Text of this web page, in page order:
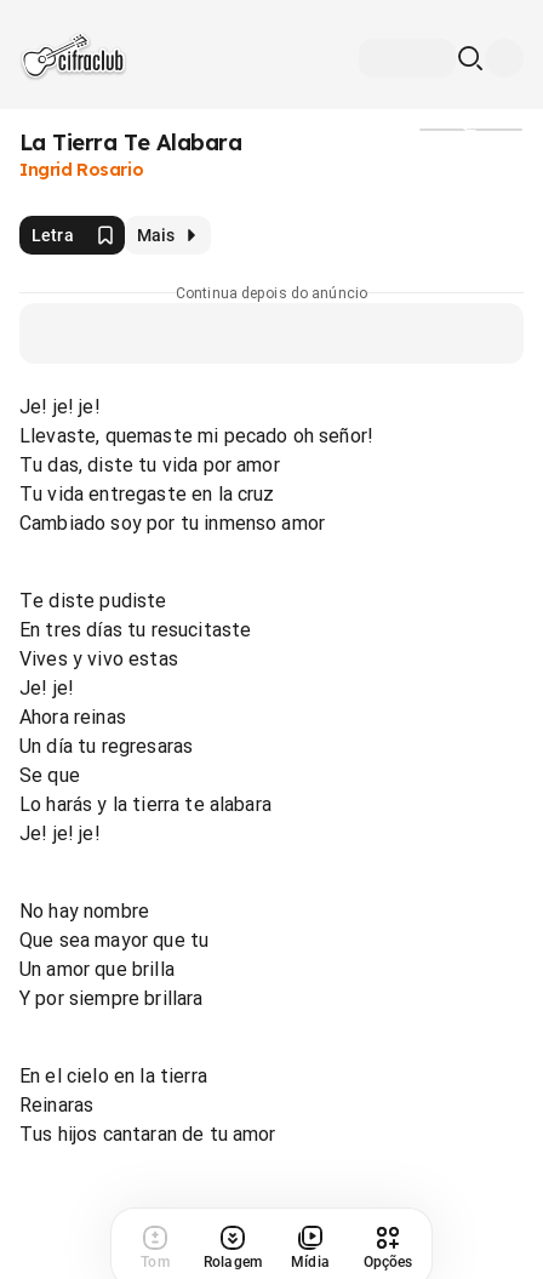
La Tierra Te Alabara
Ingrid Rosario
Letra Mais
Continua depois do anúncio
Je! je! je!
Llevaste, quemaste mi pecado oh señor!
Tu das, diste tu vida por amor
Tu vida entregaste en la cruz
Cambiado soy por tu inmenso amor
Te diste pudiste
En tres días tu resucitaste
Vives y vivo estas
Je! je!
Ahora reinas
Un día tu regresaras
Se que
Lo harás y la tierra te alabara
Je! je! je!
No hay nombre
Que sea mayor que tu
Un amor que brilla
Y por siempre brillara
En el cielo en la tierra
Reinaras
Tus hijos cantaran de tu amor
Tom Rolagem Mídia Opções